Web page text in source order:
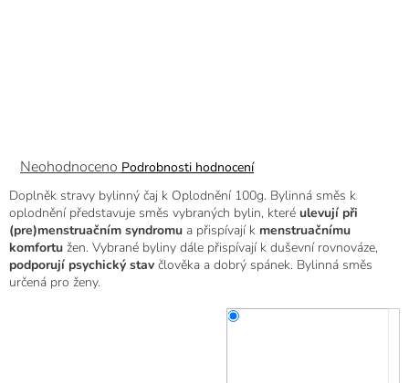
Průměrné
produktu
je
0,0
z
5
hvězdiček.
Neohodnoceno Podrobnosti hodnocení
Doplněk stravy bylinný čaj k Oplodnění 100g. Bylinná směs k
oplodnění představuje směs vybraných bylin, které ulevují při
(pre)menstruačním syndromu a přispívají k menstruačnímu
komfortu žen. Vybrané byliny dále přispívají k duševní rovnováze,
podporují psychický stav člověka a dobrý spánek. Bylinná směs
určená pro ženy.